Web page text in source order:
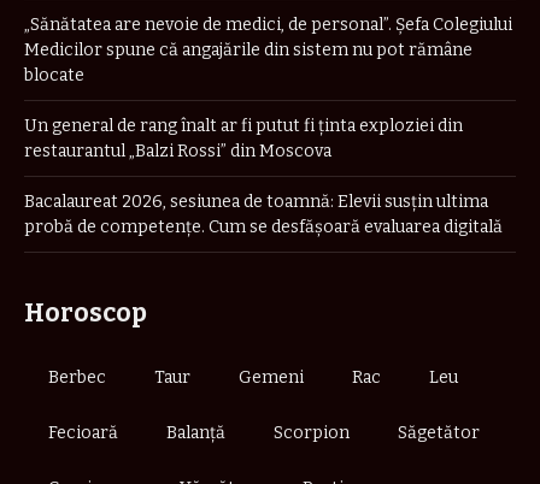
„Sănătatea are nevoie de medici, de personal”. Șefa Colegiului
Medicilor spune că angajările din sistem nu pot rămâne
blocate
Un general de rang înalt ar fi putut fi ținta exploziei din
restaurantul „Balzi Rossi” din Moscova
Bacalaureat 2026, sesiunea de toamnă: Elevii susțin ultima
probă de competențe. Cum se desfășoară evaluarea digitală
Horoscop
Berbec Taur Gemeni Rac Leu
Fecioară Balanță Scorpion Săgetător